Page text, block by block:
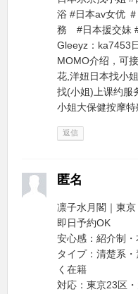
浴 #日本av女优
務 #日本援交妹
Gleeyz：ka7453
MOMO介绍，可
花,洋妞日本找小
找(小姐)上课约服
小姐大保健按摩
返信
匿名
凛子水月閣｜東
即日予約OK
安心感：紹介制
タイプ：清楚系
く在籍
対応：東京23区